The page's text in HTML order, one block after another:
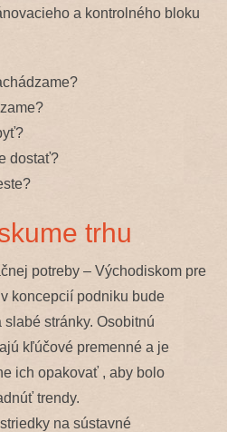
a kontrolného bloku
dostať?
trhu
potreby – Východiskom pre
koncepcií podniku bude
stránky. Osobitnú
kľúčové premenné a je
ich opakovať , aby bolo
trendy.
na sústavné